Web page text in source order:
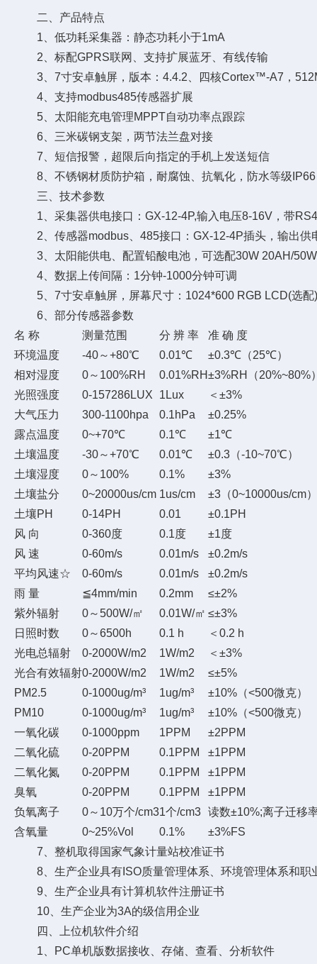
二、产品特点
1、低功耗采集器：静态功耗小于1mA
2、标配GPRS联网、支持扩展蓝牙、有线传输
3、7寸安卓触屏，版本：4.4.2、四核Cortex™-A7，
4、支持modbus485传感器扩展
5、太阳能充电管理MPPT自动功率点跟踪
6、三米碳钢支架，两节法兰盘对接
7、短信报警，超限后向指定的手机上发送短信
8、不锈钢材质防护箱，耐腐蚀、抗氧化，防水等级IP66
三、技术参数
1、采集器供电接口：GX-12-4P,输入电压8-16V，带
2、传感器modbus、485接口：GX-12-4P插头，输出供
3、太阳能供电、配置铅酸电池，可选配30W 20AH/50W
4、数据上传间隔：1分钟-1000分钟可调
5、7寸安卓触屏，屏幕尺寸：1024*600 RGB LCD(选配)
6、部分传感器参数
名 称
测量范围 分 辨 率
准 确 度
环境温度
-40～+80℃ 0.01℃
±0.3℃（25℃）
相对湿度
0～100%RH 0.01%RH±3%RH（20%~80%
光照强度
0-157286LUX 1Lux
＜±3%
大气压力
300-1100hpa 0.1hPa
±0.25%
露点温度
0~+70℃ 0.1℃
±1℃
土壤温度
-30～+70℃ 0.01℃
±0.3（-10~70℃）
土壤湿度
0～100% 0.1%
±3%
土壤盐分
0~20000us/cm 1us/cm
±3（0~10000us/cm
土壤PH
0-14PH 0.01
±0.1PH
风 向
0-360度 0.1度
±1度
风 速
0-60m/s 0.01m/s
±0.2m/s
平均风速☆
0-60m/s 0.01m/s
±0.2m/s
雨 量
≦4mm/min 0.2mm
≤±2%
紫外辐射
0～500W/㎡ 0.01W/㎡ ≤±3%
日照时数
0～6500h 0.1 h
＜0.2 h
光电总辐射
0-2000W/m2 1W/m2
＜±3%
光合有效辐射0-2000W/m2 1W/m2
≤±5%
PM2.5
0-1000ug/m³ 1ug/m³
±10%（<500微克）
PM10
0-1000ug/m³ 1ug/m³
±10%（<500微克）
一氧化碳
0-1000ppm 1PPM
±2PPM
二氧化硫
0-20PPM 0.1PPM
±1PPM
二氧化氮
0-20PPM 0.1PPM
±1PPM
臭氧
0-20PPM 0.1PPM
±1PPM
负氧离子
0～10万个/cm31个/cm3 读数±10%;离子迁移
含氧量
0~25%Vol 0.1%
±3%FS
7、整机取得国家气象计量站校准证书
8、生产企业具有ISO质量管理体系、环境管理体系和职
9、生产企业具有计算机软件注册证书
10、生产企业为3A的级信用企业
四、上位机软件介绍
1、PC单机版数据接收、存储、查看、分析软件